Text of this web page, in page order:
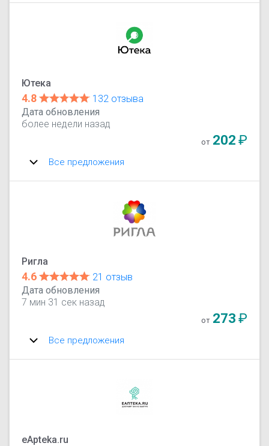
Ютека
4.8
132 отзыва
Дата обновления
более недели назад
от 202₽
Все предложения
Ригла
4.6
21 отзыв
Дата обновления
7 мин 31 сек назад
от 273₽
Все предложения
eApteka.ru